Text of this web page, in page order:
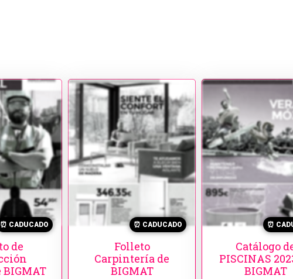
⏰ CADUCADO
de
BIGMAT
⏰ CADUCADO
Folleto
Carpintería de
BIGMAT
⏰
Catálogo
PISCINAS
BIGMAT